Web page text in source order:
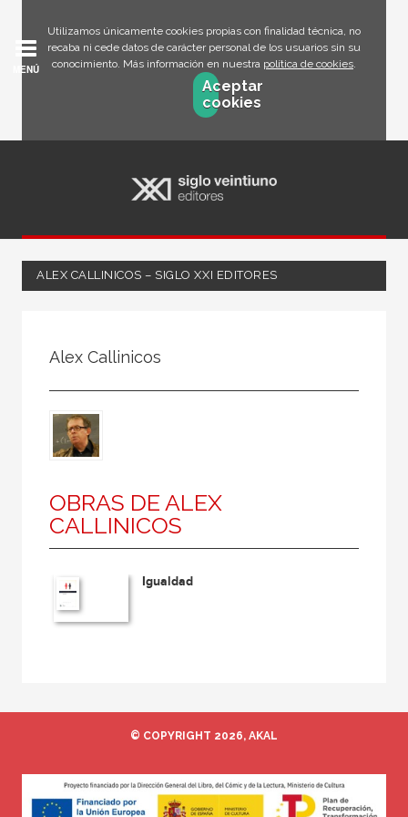
Utilizamos únicamente cookies propias con finalidad técnica, no
recaba ni cede datos de carácter personal de los usuarios sin su
conocimiento. Más información en nuestra política de cookies.
Aceptar
cookies
MENÚ
ALEX CALLINICOS – SIGLO XXI EDITORES
Alex Callinicos
OBRAS DE ALEX
CALLINICOS
Igualdad
© COPYRIGHT 2026, AKAL